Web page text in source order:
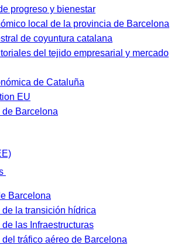
progreso y bienestar
local de la provincia de Barcelona
de coyuntura catalana
del tejido empresarial y mercado
de Cataluña
EU
Barcelona
Barcelona
la transición hídrica
las Infraestructuras
tráfico aéreo de Barcelona